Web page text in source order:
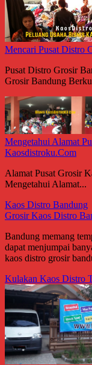
Mencari Pusat Distro
Pusat Distro Grosir
Grosir Bandung
Mengetahui Alamat
Kaosdistroku.Com
Alamat Pusat Grosir
Mengetahui Alamat...
Kaos Distro Bandung
Grosir Kaos Distro
Bandung memang
dapat menjumpai
kaos distro grosir
Kulakan Kaos Distro